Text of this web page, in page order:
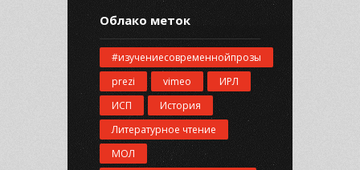
Облако меток
#изучениесовременнойпрозы
prezi
vimeo
ИРЛ
ИСП
История
Литературное чтение
МОЛ